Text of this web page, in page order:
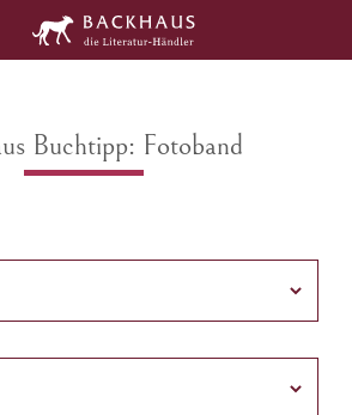
Buchtipp: Fotoband